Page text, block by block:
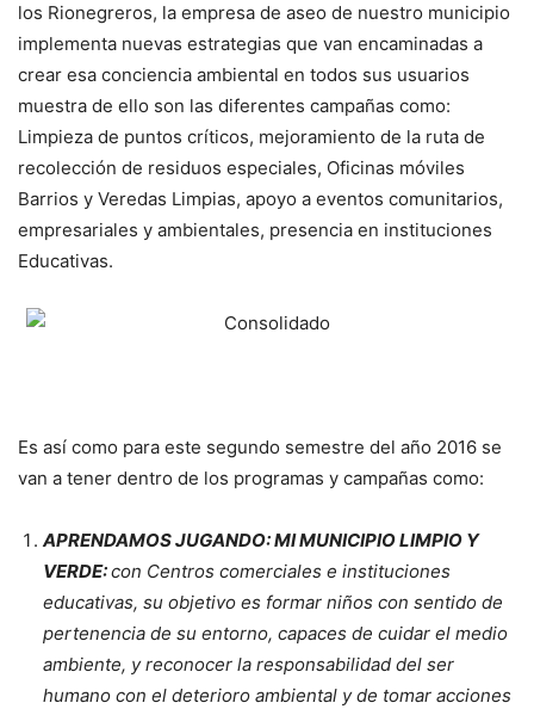
los Rionegreros, la empresa de aseo de nuestro municipio
implementa nuevas estrategias que van encaminadas a
crear esa conciencia ambiental en todos sus usuarios
muestra de ello son las diferentes campañas como:
Limpieza de puntos críticos, mejoramiento de la ruta de
recolección de residuos especiales, Oficinas móviles
Barrios y Veredas Limpias, apoyo a eventos comunitarios,
empresariales y ambientales, presencia en instituciones
Educativas.
Es así como para este segundo semestre del año 2016 se
van a tener dentro de los programas y campañas como:
APRENDAMOS JUGANDO: MI MUNICIPIO LIMPIO Y
VERDE:con Centros comerciales e instituciones
educativas, su objetivo es formar niños con sentido de
pertenencia de su entorno, capaces de cuidar el medio
ambiente, y reconocer la responsabilidad del ser
humano con el deterioro ambiental y de tomar acciones